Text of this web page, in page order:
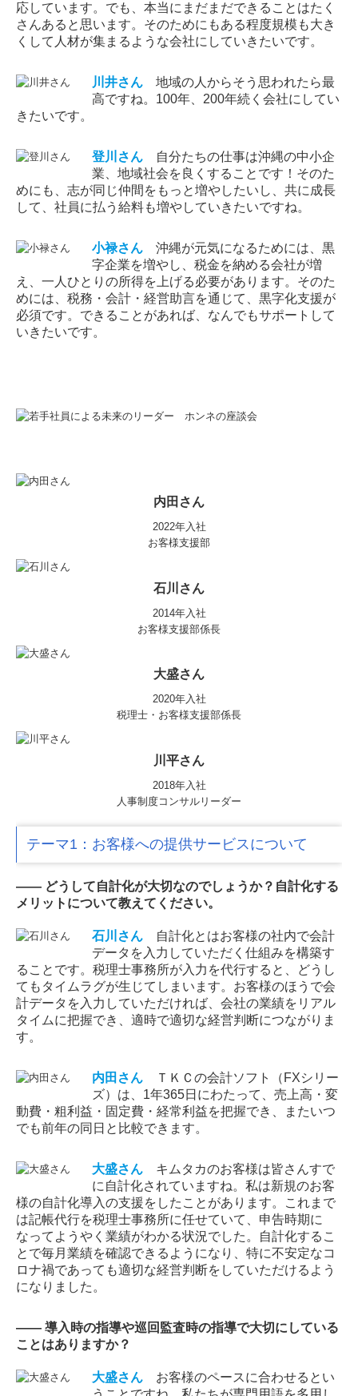
応しています。でも、本当にまだまだできることはたく
さんあると思います。そのためにもある程度規模も大き
くして人材が集まるような会社にしていきたいです。
川井さん地域の人からそう思われたら最
高ですね。100年、200年続く会社にしてい
きたいです。
登川 さん自分たちの仕事は沖縄の中小企
業、地域社会を良くすることです！そのた
めにも、志が同じ仲間をもっと増やしたいし、共に成長
して、社員に払う給料も増やしていきたいですね。
小禄さん沖縄が元気になるためには、黒
字企業を増やし、税金を納める会社が増
え、一人ひとりの所得を上げる必要があります。そのた
めには、税務・会計・経営助言を通じて、黒字化支援が
必須です。できることがあれば、なんでもサポートして
いきたいです。
内田さん
2022年入社
お客様支援部
石川さん
2014年入社
お客様支援部係長
大盛さん
2020年入社
税理士・お客様支援部係長
川平さん
2018年入社
人事制度コンサルリーダー
テーマ1：お客様への提供サービスについて
―― どうして自計化が大切なのでしょうか？自計化する
メリットについて教えてください。
石川 さん自計化とはお客様の社内で会計
データを入力していただく仕組みを構築す
ることです。税理士事務所が入力を代行すると、どうし
てもタイムラグが生じてしまいます。お客様のほうで会
計データを入力していただければ、会社の業績をリアル
タイムに把握でき、適時で適切な経営判断につながりま
す。
内田 さんＴＫＣの会計ソフト（FXシリー
ズ）は、1年365日にわたって、売上高・変
動費・粗利益・固定費・経常利益を把握でき、またいつ
でも前年の同日と比較できます。
大盛さんキムタカのお客様は皆さんすで
に自計化されていますね。私は新規のお客
様の自計化導入の支援をしたことがあります。これまで
は記帳代行を税理士事務所に任せていて、申告時期に
なってようやく業績がわかる状況でした。自計化するこ
とで毎月業績を確認できるようになり、特に不安定なコ
ロナ禍であっても適切な経営判断をしていただけるよう
になりました。
―― 導入時の指導や巡回監査時の指導で大切にしている
ことはありますか？
大盛さんお客様のペースに合わせるとい